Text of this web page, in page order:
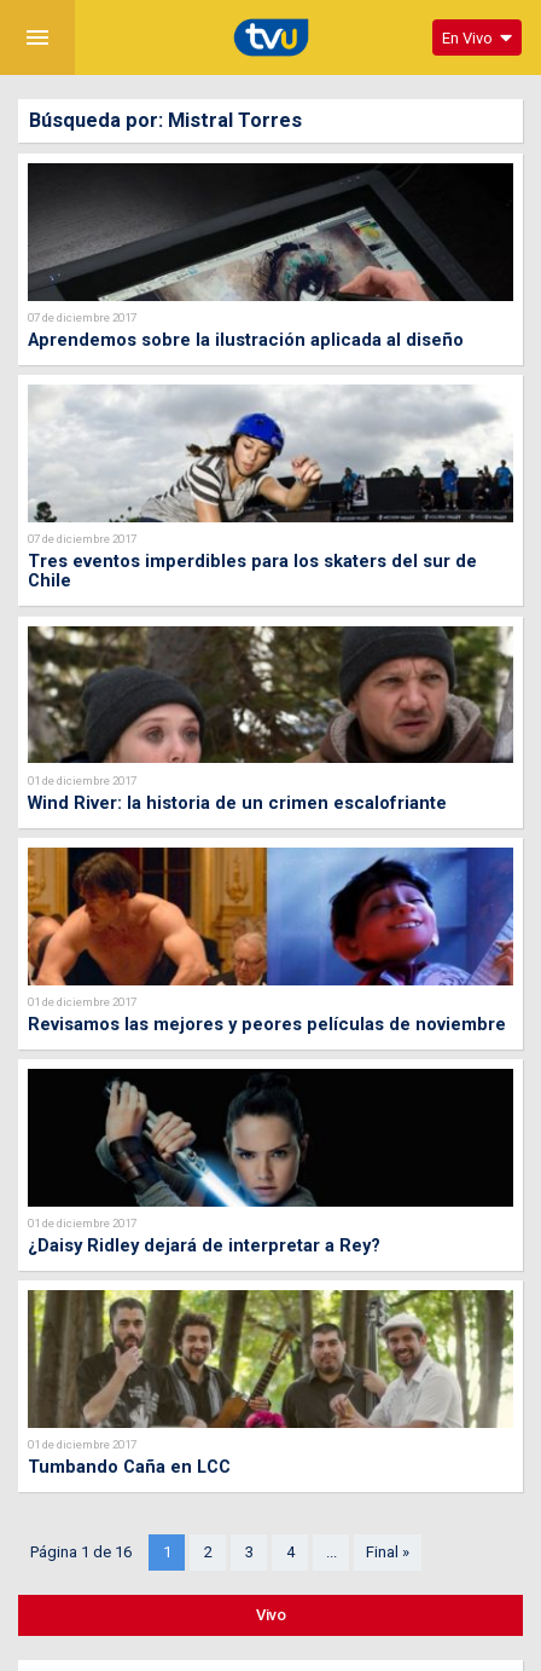
menu En Vivo
Búsqueda por: Mistral Torres
07 de diciembre 2017
Aprendemos sobre la ilustración aplicada al diseño
07 de diciembre 2017
Tres eventos imperdibles para los skaters del sur de
Chile
01 de diciembre 2017
Wind River: la historia de un crimen escalofriante
01 de diciembre 2017
Revisamos las mejores y peores películas de noviembre
01 de diciembre 2017
¿Daisy Ridley dejará de interpretar a Rey?
01 de diciembre 2017
Tumbando Caña en LCC
Página 1 de 16 1 2 3 4 ... Final »
Vivo